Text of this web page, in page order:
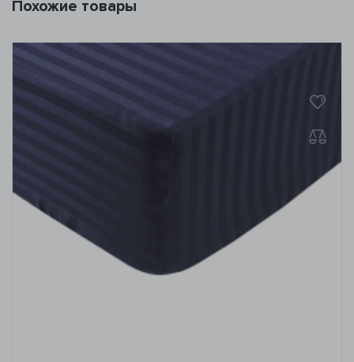
Похожие товары